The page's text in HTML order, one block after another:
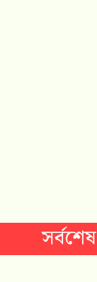
সর্বশেষ